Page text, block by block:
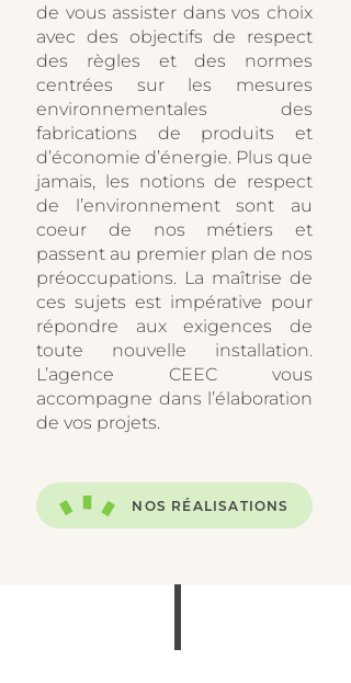
de vous assister dans vos choix
avec des objectifs de respect
des règles et des normes
centrées sur les mesures
environnementales des
fabrications de produits et
d’économie d’énergie. Plus que
jamais, les notions de respect
de l’environnement sont au
coeur de nos métiers et
passent au premier plan de nos
préoccupations. La maîtrise de
ces sujets est impérative pour
répondre aux exigences de
toute nouvelle installation.
L’agence CEEC vous
accompagne dans l’élaboration
de vos projets.
NOS RÉALISATIONS